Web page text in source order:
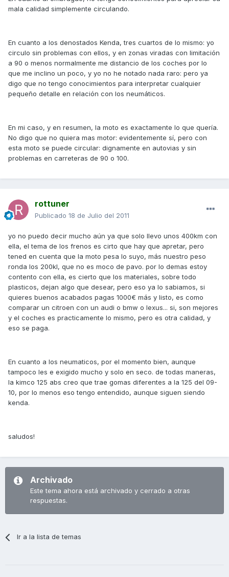
mala calidad simplemente circulando.
En cuanto a los denostados Kenda, tres cuartos de lo mismo: yo
circulo sin problemas con ellos, y en zonas viradas con limitación
a 90 o menos normalmente me distancio de los coches por lo
que me inclino un poco, y yo no he notado nada raro: pero ya
digo que no tengo conocimientos para interpretar cualquier
pequeño detalle en relación con los neumáticos.
En mi caso, y en resumen, la moto es exactamente lo que quería.
No digo que no quiera mas motor: evidentemente sí, pero con
esta moto se puede circular: dignamente en autovias y sin
problemas en carreteras de 90 o 100.
rottuner
Publicado 18 de Julio del 2011
yo no puedo decir mucho aún ya que solo llevo unos 400km con
ella, el tema de los frenos es cirto que hay que apretar, pero
tened en cuenta que la moto pesa lo suyo, más nuestro peso
ronda los 200kl, que no es moco de pavo. por lo demas estoy
contento con ella, es cierto que los materiales, sobre todo
plasticos, dejan algo que desear, pero eso ya lo sabiamos, si
quieres buenos acabados pagas 1000€ más y listo, es como
comparar un citroen con un audi o bmw o lexus... si, son mejores
y el coches es practicamente lo mismo, pero es otra calidad, y
eso se paga.
En cuanto a los neumaticos, por el momento bien, aunque
tampoco les e exigido mucho y solo en seco. de todas maneras,
la kimco 125 abs creo que trae gomas diferentes a la 125 del 09-
10, por lo menos eso tengo entendido, aunque siguen siendo
kenda.
saludos!
Archivado
Este tema ahora está archivado y cerrado a otras
respuestas.
Ir a la lista de temas